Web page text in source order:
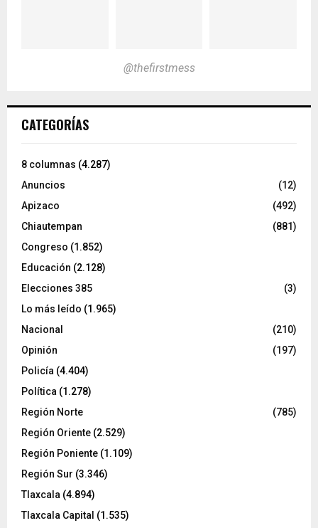
@thefirstmess
CATEGORÍAS
8 columnas (4.287)
Anuncios
(12)
Apizaco
(492)
Chiautempan
(881)
Congreso (1.852)
Educación (2.128)
Elecciones 385
(3)
Lo más leído (1.965)
Nacional
(210)
Opinión
(197)
Policía (4.404)
Política (1.278)
Región Norte
(785)
Región Oriente (2.529)
Región Poniente (1.109)
Región Sur (3.346)
Tlaxcala (4.894)
Tlaxcala Capital (1.535)